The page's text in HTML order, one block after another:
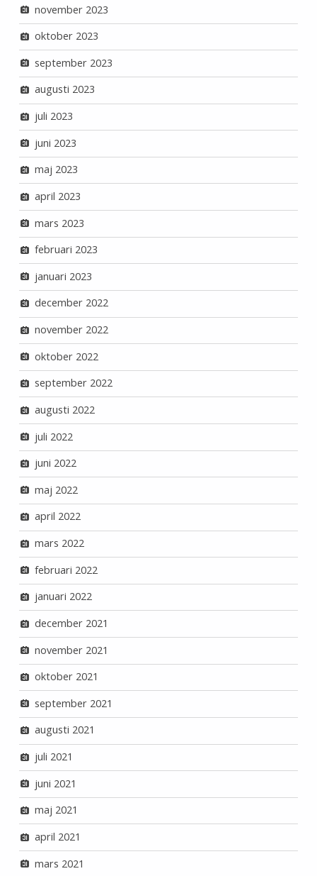
november 2023
oktober 2023
september 2023
augusti 2023
juli 2023
juni 2023
maj 2023
april 2023
mars 2023
februari 2023
januari 2023
december 2022
november 2022
oktober 2022
september 2022
augusti 2022
juli 2022
juni 2022
maj 2022
april 2022
mars 2022
februari 2022
januari 2022
december 2021
november 2021
oktober 2021
september 2021
augusti 2021
juli 2021
juni 2021
maj 2021
april 2021
mars 2021